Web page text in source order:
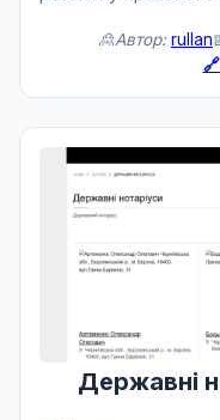
🙎Автор: rullan
Державні